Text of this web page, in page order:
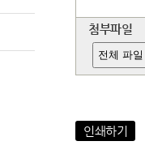
첨부파일
전체 파
인쇄하기